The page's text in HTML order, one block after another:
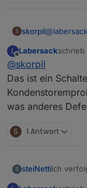
S skorpil@labersack
L
Offline
Labersackschrieb
zuletzt
@skorpil
Das ist ein
was anderes
S 1 Antwort
S steiNettiIch